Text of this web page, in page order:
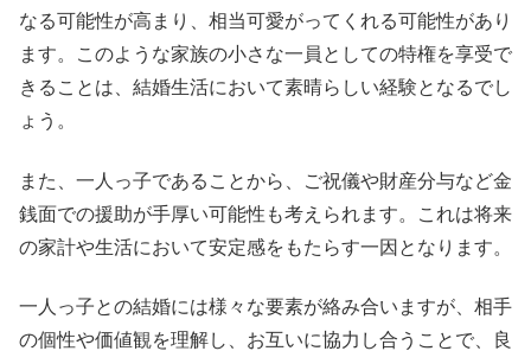
なる可能性が高まり、相当可愛がってくれる可能性があり
ます。このような家族の小さな一員としての特権を享受で
きることは、結婚生活において素晴らしい経験となるでし
ょう。
また、一人っ子であることから、ご祝儀や財産分与など金
銭面での援助が手厚い可能性も考えられます。これは将来
の家計や生活において安定感をもたらす一因となります。
一人っ子との結婚には様々な要素が絡み合いますが、相手
の個性や価値観を理解し、お互いに協力し合うことで、良